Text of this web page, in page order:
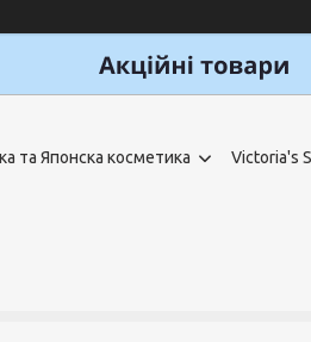
та Японска косметика Victoria's